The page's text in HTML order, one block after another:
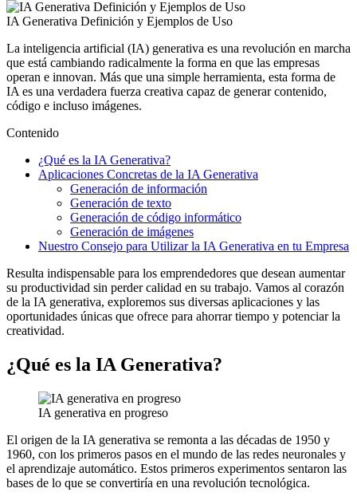
IA Generativa Definición y Ejemplos de Uso
La inteligencia artificial (IA) generativa es una revolución en marcha
que está cambiando radicalmente la forma en que las empresas
operan e innovan. Más que una simple herramienta, esta forma de
IA es una verdadera fuerza creativa capaz de generar contenido,
código e incluso imágenes.
Contenido
¿Qué es la IA Generativa?
Aplicaciones Concretas de la IA Generativa
Generación de información
Generación de texto
Generación de código informático
Generación de imágenes
Nuestro Consejo para Utilizar la IA Generativa en tu Empresa
Resulta indispensable para los emprendedores que desean aumentar
su productividad sin perder calidad en su trabajo. Vamos al corazón
de la IA generativa, exploremos sus diversas aplicaciones y las
oportunidades únicas que ofrece para ahorrar tiempo y potenciar la
creatividad.
¿Qué es la IA Generativa?
IA generativa en progreso
El origen de la IA generativa se remonta a las décadas de 1950 y
1960, con los primeros pasos en el mundo de las redes neuronales y
el aprendizaje automático. Estos primeros experimentos sentaron las
bases de lo que se convertiría en una revolución tecnológica.